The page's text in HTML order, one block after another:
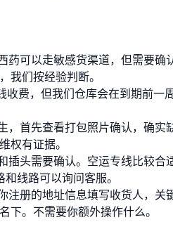
药可以走敏感货渠道，但需要确
我们按经验判断。
收费，但我们仓库会在到期前一
，首先查看打包照片确认，确实
权有证据。
头需要确认。空运专线比较合适
线路可以询问客服。
注册的地址信息填写收货人，关
。不需要你额外操作什么。